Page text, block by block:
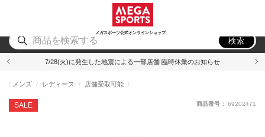
メガスポーツ公式オンラインショップ
アウトドア
検索
7/28(火)に発生した地震による一部店舗 臨時休業のお知らせ
SALE
メンズ レディース 店舗受取可能
商品番号： 69202471